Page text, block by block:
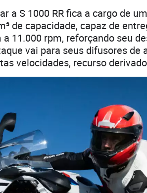
a S 1000 RR fica a cargo de
de capacidade, capaz de
11.000 rpm, reforçando seu
vai para seus difusores de
velocidades, recurso